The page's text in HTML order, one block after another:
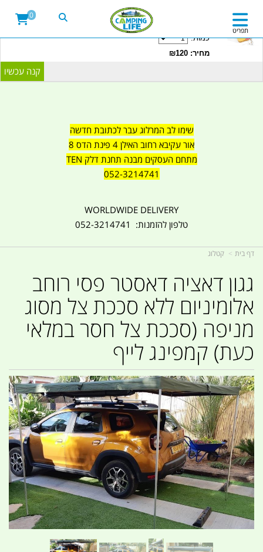
20LITRE WATER CONTAINER WITH TAP
CAMPINGLIFE ISRAEL קמפינג לייף
כמות:
מחיר: ₪120
שימו לב המרלוג עבר לכתובת חדשה
אור עקיבא רחוב האילן 4 פינת הדס 8
מתחם העסקים מבנה תחנת דלק TEN
052-3214741
WORLDWIDE DELIVERY
טלפון להזמנות: 052-3214741
תפריט
0
דף בית קטלוג
גגון דאציה דאסטר פסי רוחב
אלומיניום ללא סככת צל מסוג
מניפה (סככת צל חסר במלאי
כעת) קמפינג לייף